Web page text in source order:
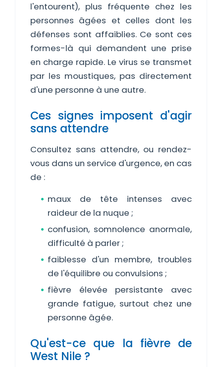
l'entourent), plus fréquente chez les
personnes âgées et celles dont les
défenses sont affaiblies. Ce sont ces
formes-là qui demandent une prise
en charge rapide. Le virus se transmet
par les moustiques, pas directement
d'une personne à une autre.
Ces signes imposent d'agir
sans attendre
Consultez sans attendre, ou rendez-
vous dans un service d'urgence, en cas
de :
maux de tête intenses avec
raideur de la nuque ;
confusion, somnolence anormale,
difficulté à parler ;
faiblesse d'un membre, troubles
de l'équilibre ou convulsions ;
fièvre élevée persistante avec
grande fatigue, surtout chez une
personne âgée.
Qu'est-ce que la fièvre de
West Nile ?